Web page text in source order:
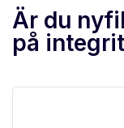
Är du
på